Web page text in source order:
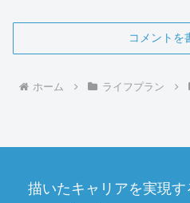
コメントを
ホーム ライフプラン
描いたキャリアを実現す